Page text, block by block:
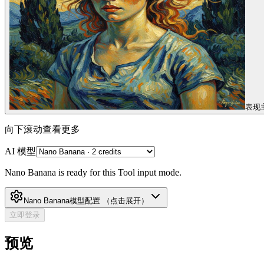
表现
向下滚动查看更多
AI 模型
Nano Banana is ready for this Tool input mode.
Nano Banana模型配置
（点击展开）
立即登录
预览